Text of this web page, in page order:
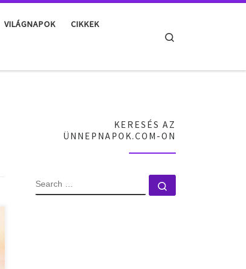
VILÁGNAPOK CIKKEK
KERESÉS AZ
ÜNNEPNAPOK.COM-ON
SEARCH